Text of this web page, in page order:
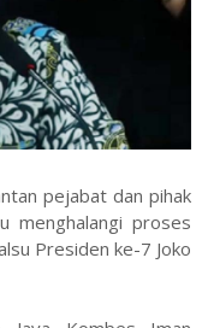
pejabat dan pihak
menghalangi proses
Presiden ke-7 Joko